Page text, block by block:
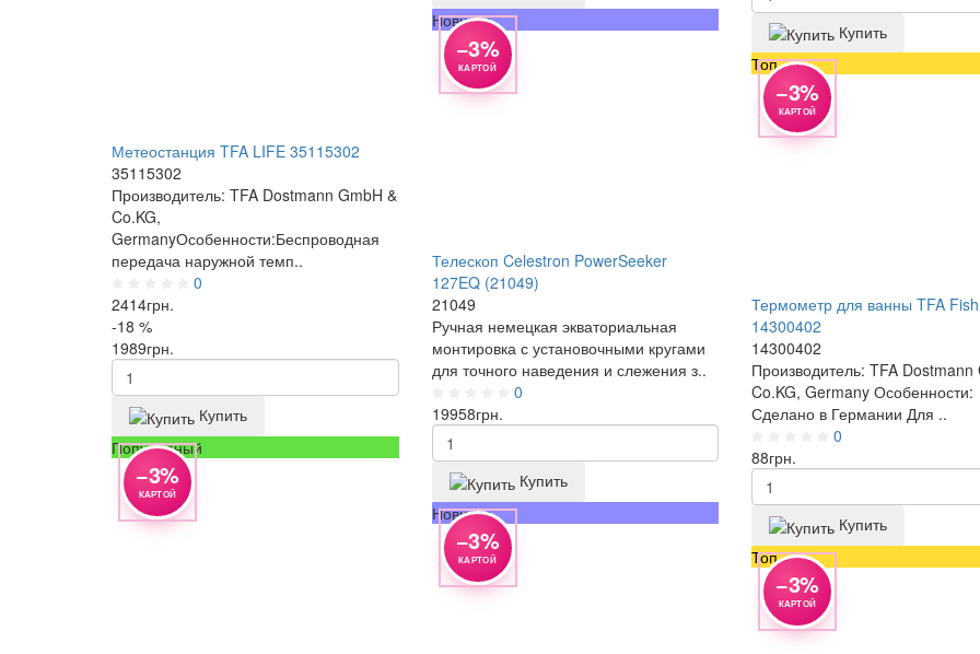
Метеостанция TFA LIFE 35115302
35115302
Производитель: TFA Dostmann GmbH &
Co.KG,
GermanyОсобенности:Беспроводная
передача наружной темп..
0
2414грн.
-18 %
1989грн.
Купить
Популярный
−3%
КАРТОЙ
Новинка
−3%
КАРТОЙ
Телескоп Celestron PowerSeeker
127EQ (21049)
21049
Ручная немецкая экваториальная
монтировка с установочными кругами
для точного наведения и слежения з..
0
19958грн.
Купить
Новинка
−3%
КАРТОЙ
Купить
Топ
−3%
КАРТОЙ
Термометр для ванны TFA Fish
14300402
14300402
Производитель: TFA Dostmann
Co.KG, Germany Особенности:
Сделано в Германии Для ..
0
88грн.
Купить
Топ
−3%
КАРТОЙ